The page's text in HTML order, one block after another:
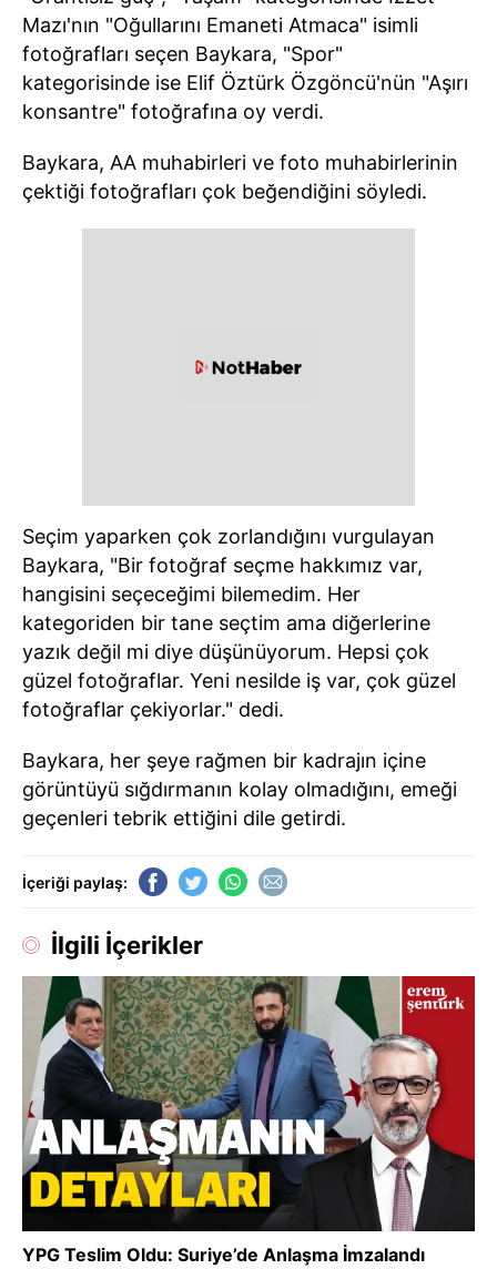
Mazı'nın "Oğullarını Emaneti Atmaca" isimli
fotoğrafları seçen Baykara, "Spor"
kategorisinde ise Elif Öztürk Özgöncü'nün "Aşırı
konsantre" fotoğrafına oy verdi.
Baykara, AA muhabirleri ve foto muhabirlerinin
çektiği fotoğrafları çok beğendiğini söyledi.
Seçim yaparken çok zorlandığını vurgulayan
Baykara, "Bir fotoğraf seçme hakkımız var,
hangisini seçeceğimi bilemedim. Her
kategoriden bir tane seçtim ama diğerlerine
yazık değil mi diye düşünüyorum. Hepsi çok
güzel fotoğraflar. Yeni nesilde iş var, çok güzel
fotoğraflar çekiyorlar." dedi.
Baykara, her şeye rağmen bir kadrajın içine
görüntüyü sığdırmanın kolay olmadığını, emeği
geçenleri tebrik ettiğini dile getirdi.
İçeriği paylaş:
İlgili İçerikler
YPG Teslim Oldu: Suriye’de Anlaşma İmzalandı